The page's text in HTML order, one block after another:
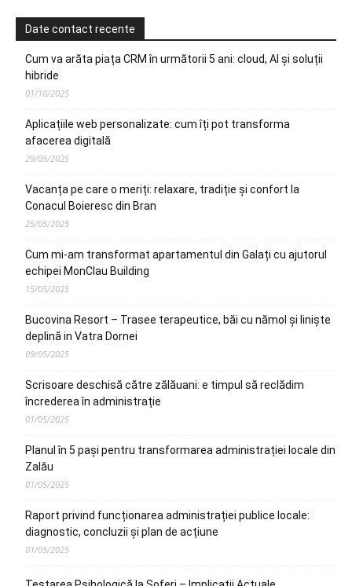
Date contact recente
Cum va arăta piața CRM în următorii 5 ani: cloud, AI și soluții
hibride
01/10/2025
Aplicațiile web personalizate: cum îți pot transforma
afacerea digitală
29/05/2025
Vacanța pe care o meriți: relaxare, tradiție și confort la
Conacul Boieresc din Bran
25/05/2025
Cum mi-am transformat apartamentul din Galați cu ajutorul
echipei MonClau Building
15/05/2025
Bucovina Resort – Trasee terapeutice, băi cu nămol și liniște
deplină in Vatra Dornei
09/05/2025
Scrisoare deschisă către zălăuani: e timpul să reclădim
încrederea în administrație
01/05/2025
Planul în 5 pași pentru transformarea administrației locale din
Zalău
01/05/2025
Raport privind funcționarea administrației publice locale:
diagnostic, concluzii și plan de acțiune
01/05/2025